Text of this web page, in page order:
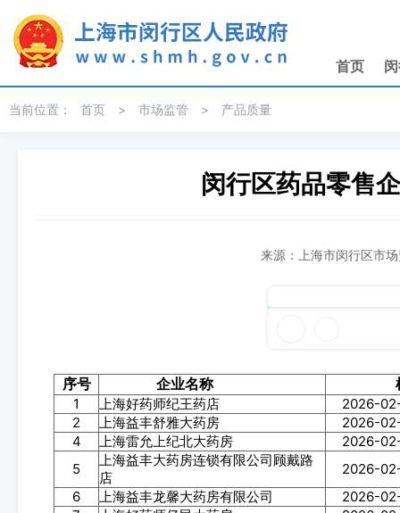
首页
当前位置： 首页 > 市场监管 > 产品质量
闵行区药品零售
来源：上海市闵行区市
序号 企业名称
1 上海好药师纪王药店
2026-
2
上海益丰舒雅大药房
2026-
4
上海雷允上纪北大药房
2026-
5
上海益丰大药房连锁有限公司顾戴路
店
2026-
6
上海益丰龙馨大药房有限公司
2026-